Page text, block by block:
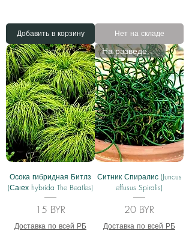
Добавить в корзину Нет на складе
Осока гибридная Битлз
(Саrех hybrida The Beatles)
Цена
15 BYR
Доставка по всей РБ
На разведении
Ситник Спиралис (Juncus
effusus Spiralis)
Цена
20 BYR
Доставка по всей РБ